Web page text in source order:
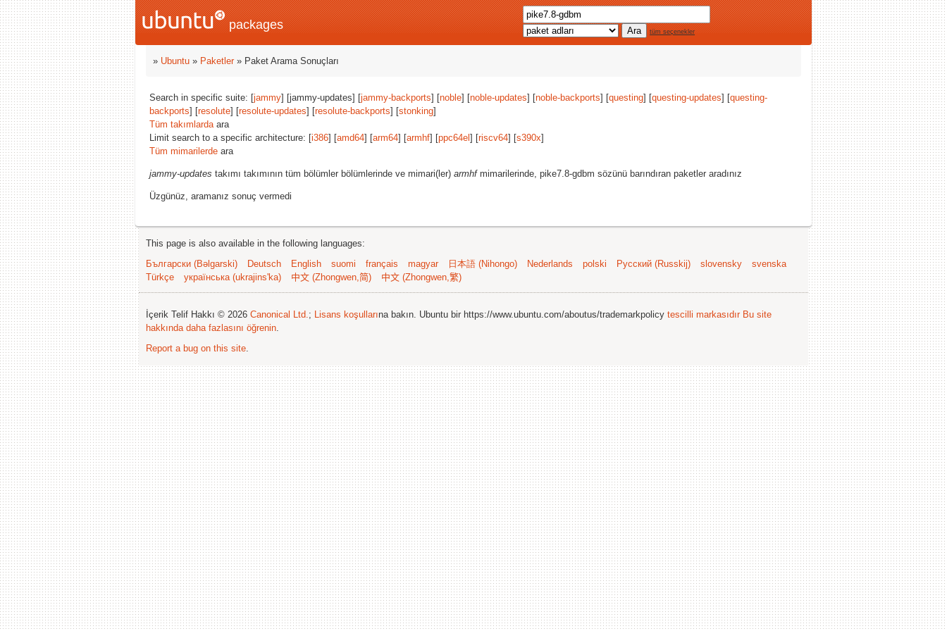
packages tüm seçenekler
» Ubuntu » Paketler» Paket Arama Sonuçları
Search in specific suite: [jammy] [jammy-updates] [jammy-backports] [noble] [noble-updates] [noble-backports] [questing] [questing-updates] [questing-
backports] [resolute] [resolute-updates] [resolute-backports] [stonking]
Tüm takımlardaara
Limit search to a specific architecture: [i386] [amd64] [arm64] [armhf] [ppc64el ] [riscv64] [s390x]
Tüm mimarilerde ara
jammy-updates takımı takımının tüm bölümler bölümlerinde ve mimari(ler) armhfmimarilerinde, pike7.8-gdbm sözünü barındıran paketler aradınız
Üzgünüz, aramanız sonuç vermedi
This page is also available in the following languages:
Български (Bəlgarski)
Deutsch English suomi français magyar 日本語 (Nihongo) Nederlands polski Русский (Russkij) slovensky
svenska
Türkçe
українська (ukrajins'ka) 中文 (Zhongwen,简) 中文 (Zhongwen,繁)
İçerik Telif Hakkı © 2026 Canonical Ltd.; Lisans koşullarına bakın. Ubuntu bir https://www.ubuntu.com/aboutus/trademarkpolicy tescilli markasıdır Bu site
hakkında daha fazlasını öğrenin.
Report a bug on this site.